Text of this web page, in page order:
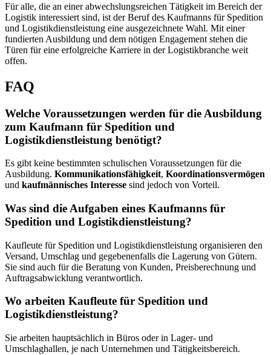
Für alle, die an einer abwechslungsreichen Tätigkeit im Bereich der
Logistik interessiert sind, ist der Beruf des Kaufmanns für Spedition
und Logistikdienstleistung eine ausgezeichnete Wahl. Mit einer
fundierten Ausbildung und dem nötigen Engagement stehen die
Türen für eine erfolgreiche Karriere in der Logistikbranche weit
offen.
FAQ
Welche Voraussetzungen werden für die Ausbildung
zum Kaufmann für Spedition und
Logistikdienstleistung benötigt?
Es gibt keine bestimmten schulischen Voraussetzungen für die
Ausbildung. Kommunikationsfähigkeit, Koordinationsvermögen
und kaufmännisches Interesse sind jedoch von Vorteil.
Was sind die Aufgaben eines Kaufmanns für
Spedition und Logistikdienstleistung?
Kaufleute für Spedition und Logistikdienstleistung organisieren den
Versand, Umschlag und gegebenenfalls die Lagerung von Gütern.
Sie sind auch für die Beratung von Kunden, Preisberechnung und
Auftragsabwicklung verantwortlich.
Wo arbeiten Kaufleute für Spedition und
Logistikdienstleistung?
Sie arbeiten hauptsächlich in Büros oder in Lager- und
Umschlaghallen, je nach Unternehmen und Tätigkeitsbereich.